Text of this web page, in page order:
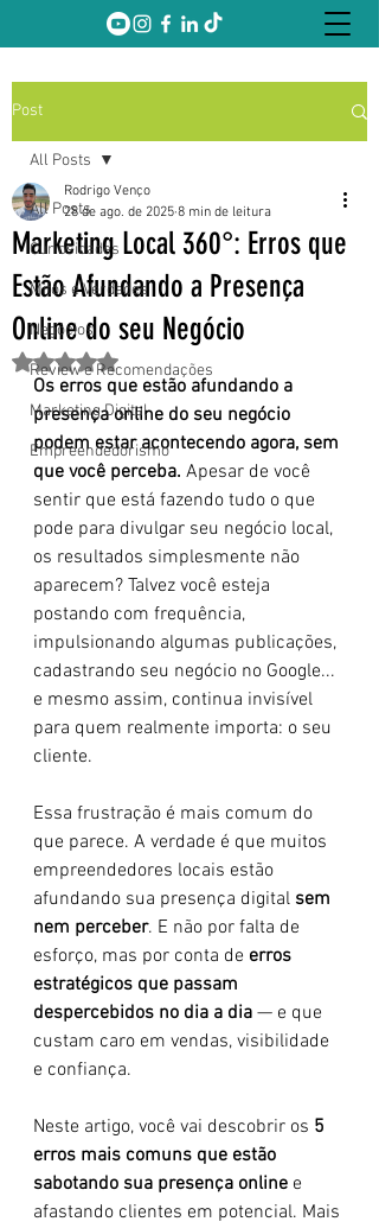
Post
All Posts
Curiosidades
Mitos e Verdades
Negócios
Review e Recomendações
Marketing Digital
Empreendedorismo
All Posts
Marketing Local 360°: Erros que
Estão Afundando a Presença
Online do seu Negócio
Rodrigo Venço
28 de ago. de 2025 8 min de leitura
Avaliado com NaN de 5 estrelas.
Os erros que estão afundando a
presença online do seu negócio
podem estar acontecendo agora, sem
que você perceba. Apesar de você
sentir que está fazendo tudo o que
pode para divulgar seu negócio local,
os resultados simplesmente não
aparecem? Talvez você esteja
postando com frequência,
impulsionando algumas publicações,
cadastrando seu negócio no Google...
e mesmo assim, continua invisível
para quem realmente importa: o seu
cliente.
Essa frustração é mais comum do
que parece. A verdade é que muitos
empreendedores locais estão
afundando sua presença digital sem
nem perceber. E não por falta de
esforço, mas por conta de erros
estratégicos que passam
despercebidos no dia a dia — e que
custam caro em vendas, visibilidade
e confiança.
Neste artigo, você vai descobrir os 5
erros mais comuns que estão
sabotando sua presença online e
afastando clientes em potencial. Mais